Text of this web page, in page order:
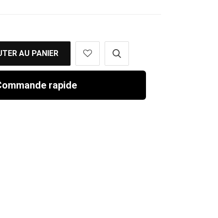
AU PANIER
rapide